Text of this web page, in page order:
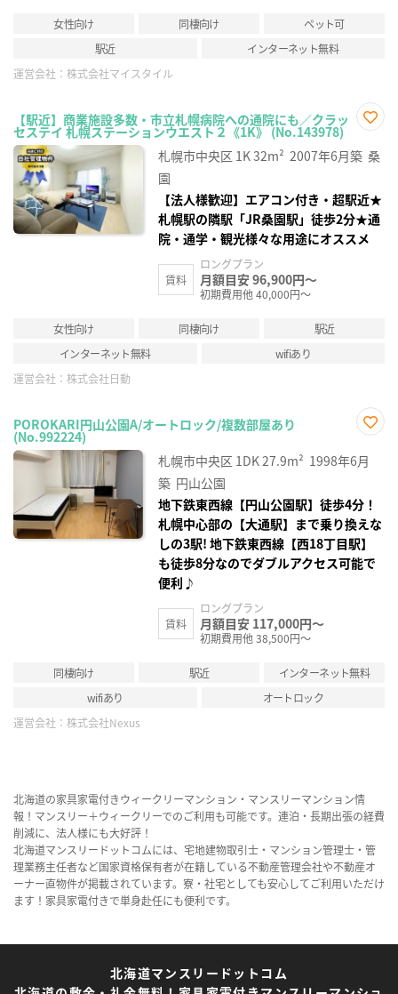
女性向け 同棲向け
ペット可
駅近
インターネット無料
運営会社： 株式会社マイスタイル
【駅近】商業施設多数・市立札幌病院への通院にも／クラッ
セステイ 札幌ステーションウエスト２《1K》 (No.143978)
に入
り登
札幌市中央区 1K32m² 2007年6月築 桑
園
【法人様歓迎】エアコン付き・超駅近★
札幌駅の隣駅「JR桑園駅」徒歩2分★通
院・通学・観光様々な用途にオススメ
賃料
ロングプラン
月額目安 96,900円～
初期費用他 40,000円～
女性向け 同棲向け
駅近
インターネット無料
wifiあり
運営会社： 株式会社日動
POROKARI円山公園A/オートロック/複数部屋あり
(No.992224)
に入
り登
札幌市中央区 1DK27.9m² 1998年6月
築 円山公園
地下鉄東西線【円山公園駅】徒歩4分！
札幌中心部の【大通駅】まで乗り換えな
しの3駅! 地下鉄東西線【西18丁目駅】
も徒歩8分なのでダブルアクセス可能で
便利♪
賃料
ロングプラン
月額目安 117,000円～
初期費用他 38,500円～
同棲向け 駅近
インターネット無料
wifiあり
オートロック
運営会社： 株式会社Nexus
北海道の家具家電付きウィークリーマンション・マンスリーマンション情
報！マンスリー＋ウィークリーでのご利用も可能です。連泊・長期出張の経費
削減に、法人様にも大好評！
北海道マンスリードットコムには、宅地建物取引士・マンション管理士・管
理業務主任者など国家資格保有者が在籍している不動産管理会社や不動産オ
ーナー直物件が掲載されています。寮・社宅としても安心してご利用いただけ
ます！家具家電付きで単身赴任にも便利です。
北海道マンスリードットコム